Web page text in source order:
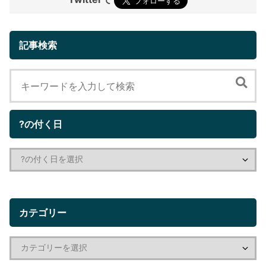
記事検索
?の付く日
カテゴリー